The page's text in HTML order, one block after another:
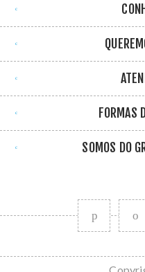
FORMAS
SOMOS DO